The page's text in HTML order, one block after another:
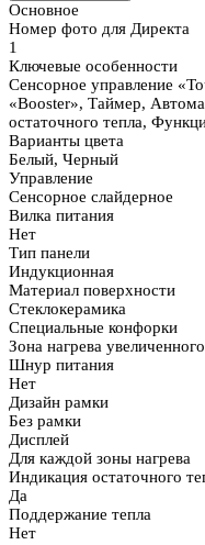
Основное
Номер фото для Директа
1
Ключевые особенности
Сенсорное управление
«Booster», Таймер,
остаточного тепла,
Варианты цвета
Белый, Черный
Управление
Сенсорное слайдерное
Вилка питания
Нет
Тип панели
Индукционная
Материал поверхности
Стеклокерамика
Специальные конфорки
Зона нагрева
Шнур питания
Нет
Дизайн рамки
Без рамки
Дисплей
Для каждой зоны нагрева
Индикация остаточного
Да
Поддержание тепла
Нет